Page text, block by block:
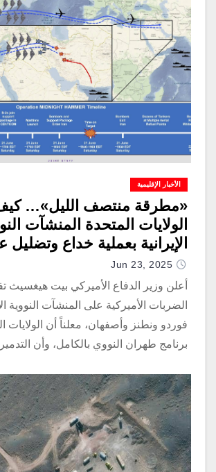
الأخبار الإقليمية
​«مطرقة منتصف الليل»…
الولايات المتحدة المنشآت
الإيرانية بعملية خداع
Jun 23, 2025
أعلن وزير الدفاع الأميركي بيت هيغسيث
الضربات الأميركية على المنشآت النووية
فوردو ونطنز وأصفهان، معلناً أن الولايات
برنامج طهران النووي بالكامل، وأن